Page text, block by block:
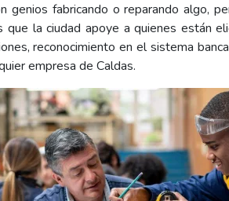
genios fabricando o reparando algo,
que la ciudad apoye a quienes están
reconocimiento en el sistema
empresa de Caldas.